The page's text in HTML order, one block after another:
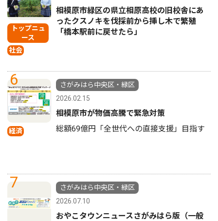
トップニュ
ース
社会
相模原市緑区の県立相原高校の旧校舎にあ
ったクスノキを伐採前から挿し木で繁殖
「橋本駅前に戻せたら」
6
経済
さがみはら中央区・緑区
2026.02.15
相模原市が物価高騰で緊急対策
総額69億円「全世代への直接支援」目指す
7
さがみはら中央区・緑区
2026.07.10
おやこタウンニュースさがみはら版（一般